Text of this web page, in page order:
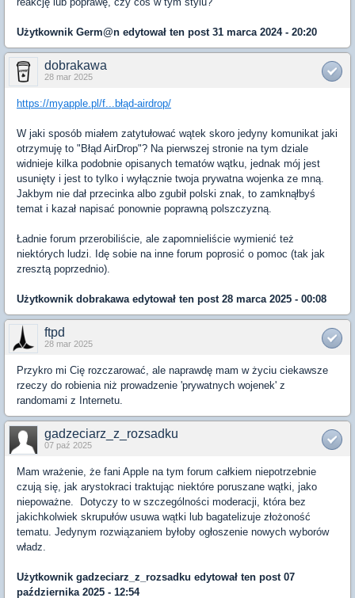
Użytkownik Germ@n edytował ten post 31 marca 2024 - 20:20
dobrakawa
28 mar 2025
https://myapple.pl/f...błąd-airdrop/
W jaki sposób miałem zatytułować wątek skoro jedyny komunikat jaki
otrzymuję to "Błąd AirDrop"? Na pierwszej stronie na tym dziale
widnieje kilka podobnie opisanych tematów wątku, jednak mój jest
usunięty i jest to tylko i wyłącznie twoja prywatna wojenka ze mną.
Jakbym nie dał przecinka albo zgubił polski znak, to zamknąłbyś
temat i kazał napisać ponownie poprawną polszczyzną.
Ładnie forum przerobiliście, ale zapomnieliście wymienić też
niektórych ludzi. Idę sobie na inne forum poprosić o pomoc (tak jak
zresztą poprzednio).
Użytkownik dobrakawaedytował ten post 28 marca 2025 - 00:08
ftpd
28 mar 2025
Przykro mi Cię rozczarować, ale naprawdę mam w życiu ciekawsze
rzeczy do robienia niż prowadzenie 'prywatnych wojenek' z
randomami z Internetu.
gadzeciarz_z_rozsadku
07 paź 2025
Mam wrażenie, że fani Apple na tym forum całkiem niepotrzebnie
czują się, jak arystokraci traktując niektóre poruszane wątki, jako
niepoważne. Dotyczy to w szczególności moderacji, która bez
jakichkolwiek skrupułów usuwa wątki lub bagatelizuje złożoność
tematu. Jedynym rozwiązaniem byłoby ogłoszenie nowych wyborów
władz.
Użytkownik gadzeciarz_z_rozsadku edytował ten post 07
października 2025 - 12:54